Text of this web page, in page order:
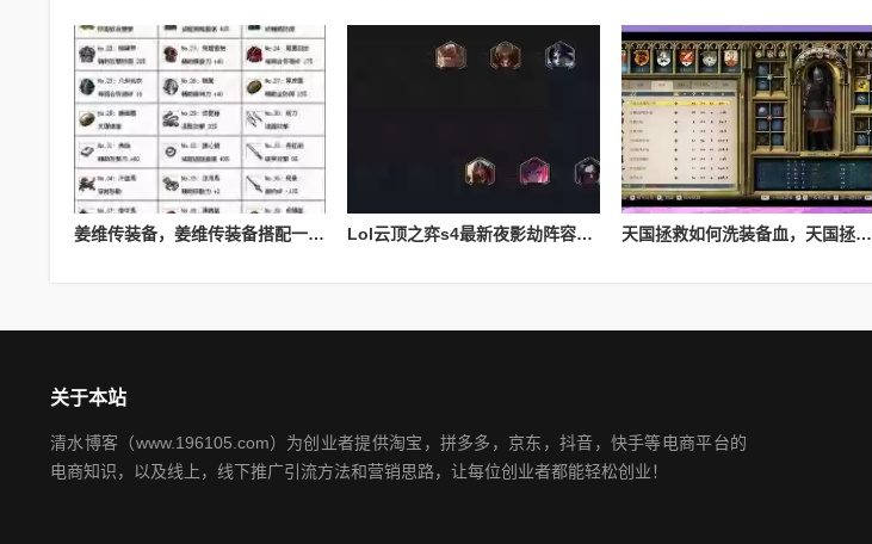
姜维传装备，姜维传装备搭配一览表最新 Lol云顶之弈s4最新夜影劫阵容搭配，云顶之奕夜影劫阵容 天国拯救如何洗装备血，天国拯救怎么洗衣服
关于本站
清水博客（www.196105.com）为创业者提供淘宝，拼多多，京东，抖音，快手等电商平台的
电商知识，以及线上，线下推广引流方法和营销思路，让每位创业者都能轻松创业！